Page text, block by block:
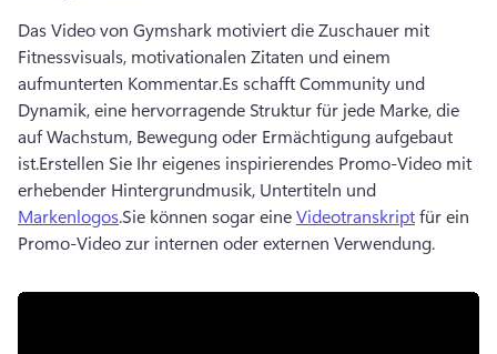
Das Video von Gymshark motiviert die Zuschauer mit
Fitnessvisuals, motivationalen Zitaten und einem
aufmunterten Kommentar.Es schafft Community und
Dynamik, eine hervorragende Struktur für jede Marke, die
auf Wachstum, Bewegung oder Ermächtigung aufgebaut
ist.Erstellen Sie Ihr eigenes inspirierendes Promo-Video mit
erhebender Hintergrundmusik, Untertiteln und
Markenlogos.Sie können sogar eine Videotranskript für ein
Promo-Video zur internen oder externen Verwendung.